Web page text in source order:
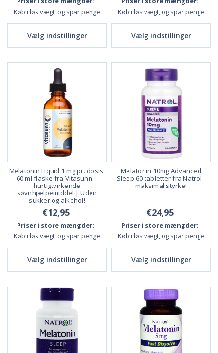
Køb i løs vægt, og spar penge
Vælg indstillinger
Køb i løs vægt, og spar penge
Vælg indstillinger
Melatonin Liquid 1 mg pr. dosis.
60 ml flaske fra Vitasunn –
hurtigtvirkende
søvnhjælpemiddel | Uden
sukker og alkohol!
€12,95
Priser i store mængder:
Køb i løs vægt, og spar penge
Vælg indstillinger
Melatonin 10mg Advanced
Sleep 60 tabletter fra Natrol -
maksimal styrke!
€24,95
Priser i store mængder:
Køb i løs vægt, og spar penge
Vælg indstillinger